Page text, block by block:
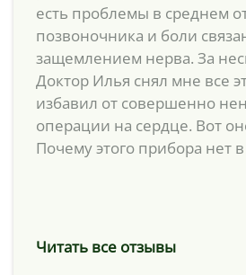
есть проблемы в среднем
позвоночника и боли
защемлением нерва. За
Доктор Илья снял мне все
избавил от совершенно
операции на сердце. Вот
Почему этого прибора нет
Читать все отзывы